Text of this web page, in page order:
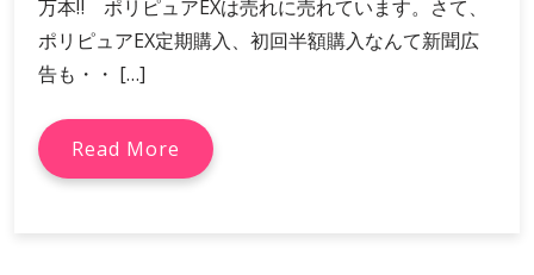
万本‼ ポリピュアEXは売れに売れています。さて、
ポリピュアEX定期購入、初回半額購入なんて新聞広
告も・・ […]
Read More